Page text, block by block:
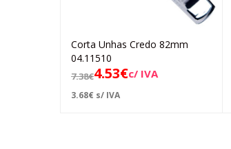
Adicionar
Corta Unhas Credo 82mm
04.11510
7.38€4.53€c/ IVA
3.68€ s/ IVA